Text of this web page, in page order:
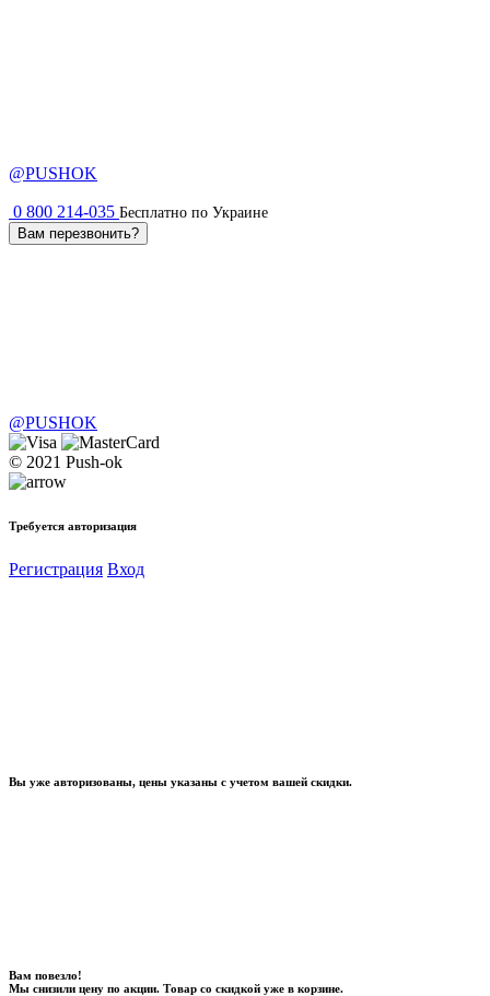
@PUSHOK
0 800 214-035 Бесплатно по Украине
Вам перезвонить?
@PUSHOK
© 2021 Push-ok
Требуется авторизация
Регистрация Вход
Вы уже авторизованы, цены указаны с учетом вашей скидки.
Вам повезло!
Мы снизили цену по акции. Товар со скидкой уже в корзине.